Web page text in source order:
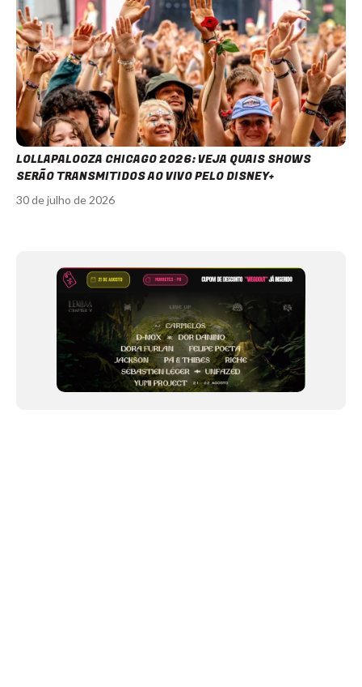
LOLLAPALOOZA CHICAGO 2026: VEJA QUAIS SHOWS
SERÃO TRANSMITIDOS AO VIVO PELO DISNEY+
30 de julho de 2026